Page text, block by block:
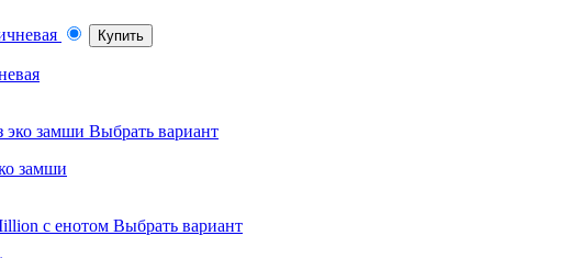
Купить
Выбрать вариант
замши
Выбрать вариант